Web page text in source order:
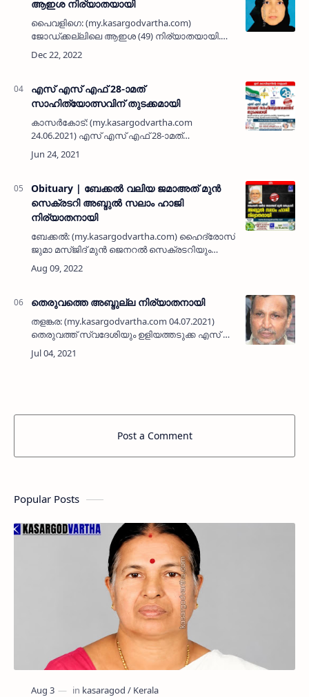
ആഇശ നിര്യാതയായി
പൈവളിഗെ: (my.kasargodvartha.com)
ജോഡ്ക്കല്ലിലെ ആഇശ (49) നിര്യാതയായി.
അസുഖത്തെ തുടർന്ന് ചികിത്സയിലായിരുന്നു.
കുമ്പളയിലെ പരേതനായ മമ്മണ - ബീഫാത്വിമ
എസ് എസ് എഫ് 28-ാമത്
സാഹിത്യോത്സവിന് തുടക്കമായി
കാസർകോട്: (my.kasargodvartha.com
24.06.2021) എസ് എസ് എഫ് 28-ാമത്
സാഹിത്യോത്സവിന് കാസർക്കോട്ട് തുടക്കമായി.
പ്രാഥമിക ഘട്ടമായ ബ്ലോക് തലത്തിലാണ്
Obituary | ബേക്കല്‍ വലിയ ജമാഅത് മുന്‍
സെക്രടറി അബ്ദുല്‍ സലാം ഹാജി
നിര്യാതനായി
ബേക്കൽ: (my.kasargodvartha.com) ഹൈദ്രോസ്
ജുമാ മസ്ജിദ് മുന്‍ ജെനറൽ സെക്രടറിയും
പ്രവാസിയുമായിരുന്ന അബ്ദുല്‍ സലാം ഹാജി
(75) നിര്യാതനായി. ദീർഘകാലം സീമാൻ
തെരുവത്തെ അബ്ദുല്ല നിര്യാതനായി
തളങ്കര: (my.kasargodvartha.com 04.07.2021)
തെരുവത്ത് സ്വദേശിയും ഉളിയത്തടുക്ക എസ് പി
നഗറിൽ താമസക്കാരനുമായ അബ്ദുല്ല (62)
നിര്യാതനായി. പരേതരായ അഹ്‌മദ്‌ -
Post a Comment
Popular Posts